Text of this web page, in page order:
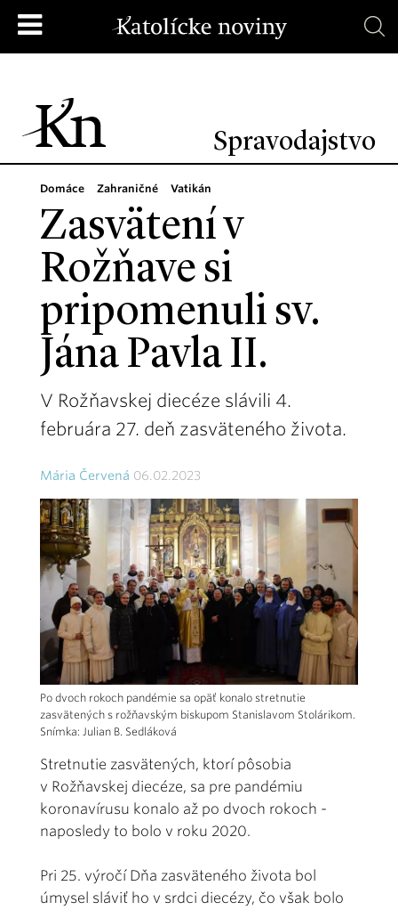
Spravodajstvo
Domáce Zahraničné Vatikán
Zasvätení v
Rožňave si
pripomenuli sv.
Jána Pavla II.
V Rožňavskej diecéze slávili 4.
februára 27. deň zasväteného života.
Mária Červená 06.02.2023
Po dvoch rokoch pandémie sa opäť konalo stretnutie
zasvätených s rožňavským biskupom Stanislavom Stolárikom.
Snímka: Julian B. Sedláková
Stretnutie zasvätených, ktorí pôsobia
v Rožňavskej diecéze, sa pre pandémiu
koronavírusu konalo až po dvoch rokoch -
naposledy to bolo v roku 2020.
Pri 25. výročí Dňa zasväteného života bol
úmysel sláviť ho v srdci diecézy, čo však bolo